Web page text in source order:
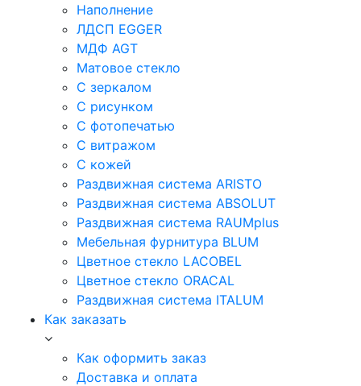
Наполнение
ЛДСП EGGER
МДФ AGT
Матовое стекло
С зеркалом
С рисунком
С фотопечатью
С витражом
С кожей
Раздвижная система ARISTO
Раздвижная система ABSOLUT
Раздвижная система RAUMplus
Мебельная фурнитура BLUM
Цветное стекло LACOBEL
Цветное стекло ORACAL
Раздвижная система ITALUM
Как заказать
Как оформить заказ
Доставка и оплата